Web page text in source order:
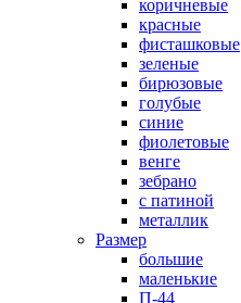
коричневые
красные
фисташковые
зеленые
бирюзовые
голубые
синие
фиолетовые
венге
зебрано
с патиной
металлик
Размер
большие
маленькие
П-44